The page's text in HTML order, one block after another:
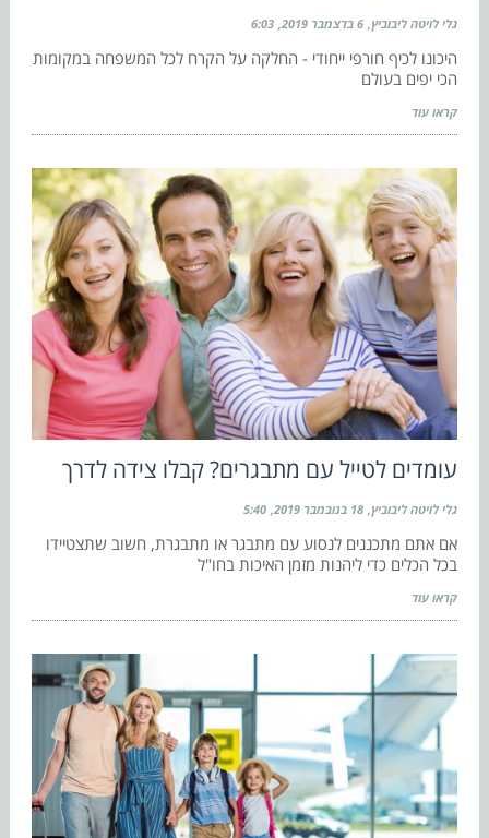
גלי לויטה ליבוביץ 6 בדצמבר 2019 6:03
היכונו לכיף חורפי ייחודי - החלקה על הקרח לכל המשפחה במקומות
הכי יפים בעולם
קראו עוד
עומדים לטייל עם מתבגרים? קבלו צידה לדרך
גלי לויטה ליבוביץ 18 בנובמבר 2019 5:40
אם אתם מתכננים לנסוע עם מתבגר או מתבגרת, חשוב שתצטיידו
בכל הכלים כדי ליהנות מזמן האיכות בחו"ל
קראו עוד